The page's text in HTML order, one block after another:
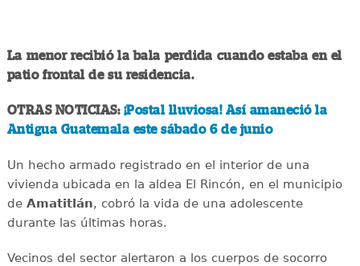
La menor recibió la bala perdida cuando estaba en el
patio frontal de su residencia.
OTRAS NOTICIAS: ¡Postal lluviosa! Así amaneció la
Antigua Guatemala este sábado 6 de junio
Un hecho armado registrado en el interior de una
vivienda ubicada en la aldea El Rincón, en el municipio
de Amatitlán, cobró la vida de una adolescente
durante las últimas horas.
Vecinos del sector alertaron a los cuerpos de socorro